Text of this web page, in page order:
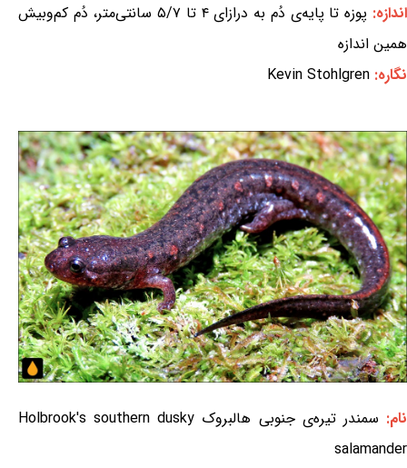
اندازه:
پوزه تا پایه‌ی دُم به درازای ۴ تا ۵/۷ سانتی‌متر، دُم کم‌وبیش
همین اندازه
نگاره: Kevin Stohlgren
نام:
سمندر تیره‌ی جنوبی هالبروک Holbrook's southern dusky
salamander